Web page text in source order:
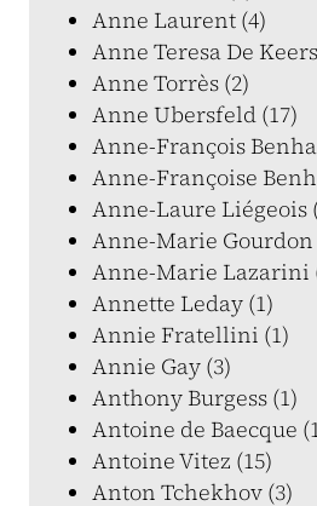
Anne Laurent (4)
Anne Teresa De
Anne Torrès (2)
Anne Ubersfeld (17)
Anne-François
Anne-Françoise
Anne-Laure Liégeois
Anne-Marie Gourdon
Anne-Marie Lazarini
Annette Leday (1)
Annie Fratellini (1)
Annie Gay (3)
Anthony Burgess (1)
Antoine de Baecque
Antoine Vitez (15)
Anton Tchekhov (3)